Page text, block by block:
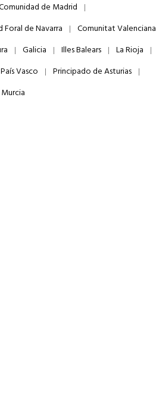
de Madrid
Foral de Navarra
Comunitat Valenciana
Galicia Illes Balears
La Rioja
País Vasco
Principado de Asturias